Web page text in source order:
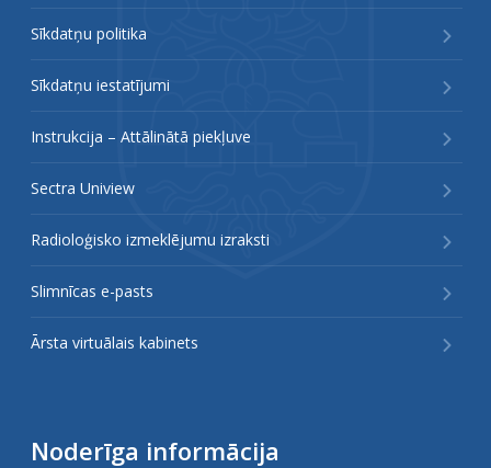
Sīkdatņu politika
Sīkdatņu iestatījumi
Instrukcija – Attālinātā piekļuve
Sectra Uniview
Radioloģisko izmeklējumu izraksti
Slimnīcas e-pasts
Ārsta virtuālais kabinets
Noderīga informācija